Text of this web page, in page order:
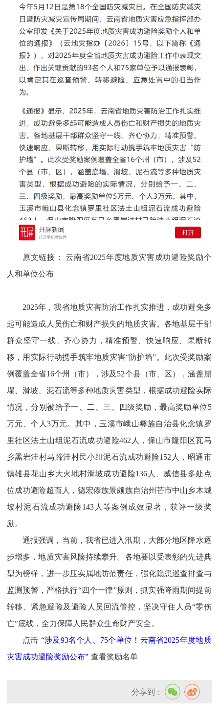
原文链接：
云南省2025年度地质灾害成功避险奖励个
人和单位公布
2025年，我省地质灾害防治工作扎实推进，成功避免多
起可能造成人员伤亡和财产损失的地质灾害。各地基层干部
群众坚守一线、齐心协力，精准预警、快速响应、果断转
移，用实际行动携手筑牢地质灾害“防护墙”。此次受奖励案
例覆盖全省16个州（市），涉及52个县（市、区），涵盖崩
塌、滑坡、泥石流等多种地质灾害类型，根据成功避险实际
情况，分别被给予一、二、三、四级奖励，最高奖励单位5
万元、个人3万元。其中，玉溪市峨山彝族自治县化念镇罗
里社区法土山组泥石流成功避险462人，保山市隆阳区瓦马
乡黑岩洼村马蹄洼村民小组泥石流成功避险152人，昭通市
镇雄县花山乡大火地村滑坡成功避险136人、威信县多处点
位成功避险超百人，德宏傣族景颇族自治州芒市中山乡木城
坡村泥石流成功避险143人等案例成效显著，获评一级奖
励。
通报强调，当前，我省已进入汛期，大部分地区降水逐
步增多，地质灾害风险持续攀升。各地要以受表彰的先进典
型为榜样，进一步压实属地防范责任，强化隐患巡查排查与
监测预警，严格执行“四个一律”原则，抓实强降雨期间提前
转移、紧急避险及避险人员回流管控，坚决守住人员“零伤
亡”底线，全力保障人民群众生命财产安全。
点击 “涉及93名个人、75个单位！云南省2025年度地质
灾害成功避险奖励公布” 查看奖励名单
分享到：